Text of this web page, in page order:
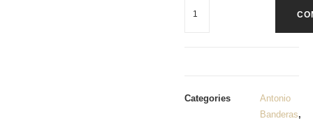
Categories
Antonio
Banderas,